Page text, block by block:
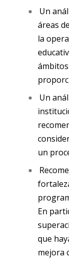
Un
áreas
la
Un
un
En
que
mejora